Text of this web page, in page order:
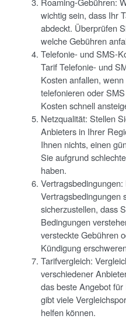
wichtig sein, dass Ihr
abdeckt. Überprüfen
welche Gebühren
Telefonie- und SMS-
Tarif Telefonie- und
Kosten anfallen,
telefonieren oder
Kosten schnell
Netzqualität: Stellen
Anbieters in Ihrer
Ihnen nichts, einen
Sie aufgrund
haben.
Vertragsbedingungen
sicherzustellen, dass
Bedingungen
versteckte Gebühren
Kündigung
Tarifvergleich:
verschiedener
das beste Angebot
gibt viele
helfen können.